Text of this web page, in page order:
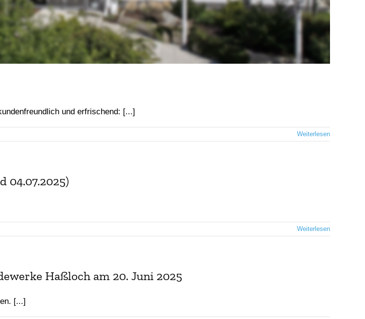
und erfrischend: [...]
Weiterlesen
04.07.2025)
Weiterlesen
Haßloch am 20. Juni 2025
[...]